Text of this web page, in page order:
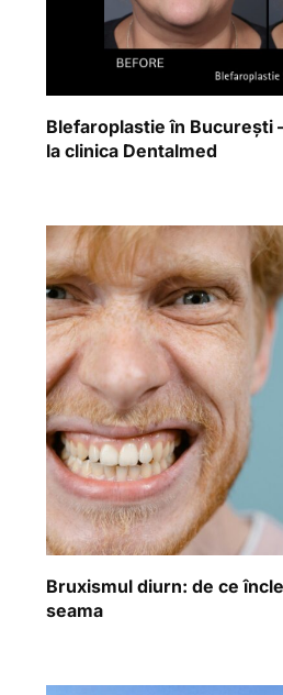
Blefaroplastie în București
la clinica Dentalmed
Bruxismul diurn: de ce
seama